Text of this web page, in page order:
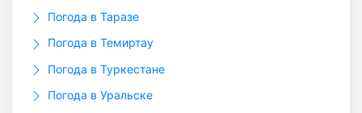
Погода в Таразе
Погода в Темиртау
Погода в Туркестане
Погода в Уральске